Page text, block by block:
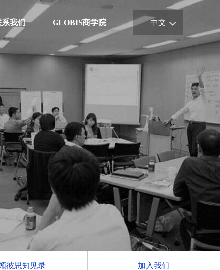
系我们 GLOBIS商学院 中文
顾彼思知见录 加入我们